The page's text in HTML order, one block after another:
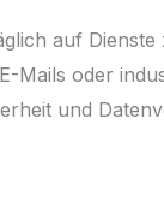
auf
Mails oder
und